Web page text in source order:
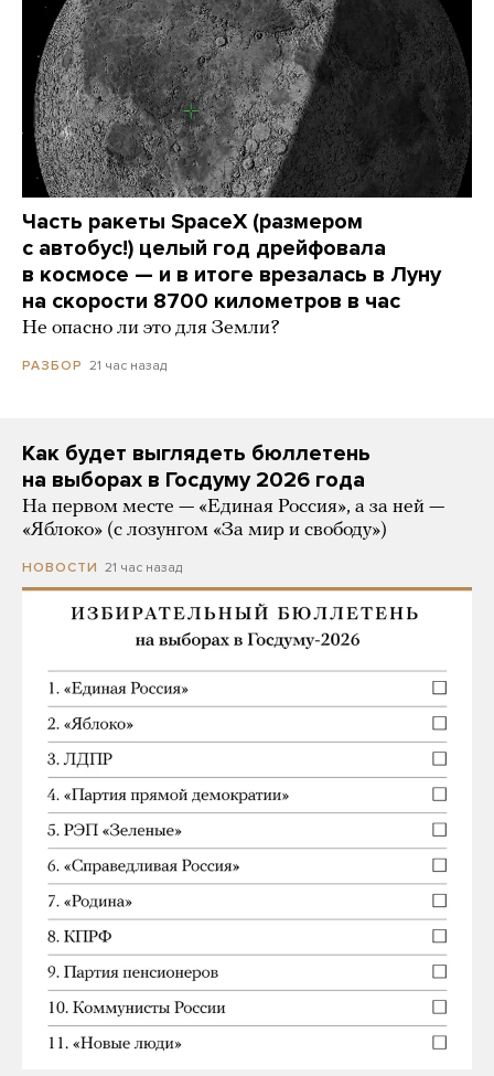
Часть ракеты SpaceX (размером
с автобус!) целый год дрейфовала
в космосе — и в итоге врезалась в Луну
на скорости 8700 километров в час
Не опасно ли это для Земли?
РАЗБОР 21 час назад
Как будет выглядеть бюллетень
на выборах в Госдуму 2026 года
На первом месте — «Единая Россия», а за ней —
«Яблоко» (с лозунгом «За мир и свободу»)
НОВОСТИ 21 час назад